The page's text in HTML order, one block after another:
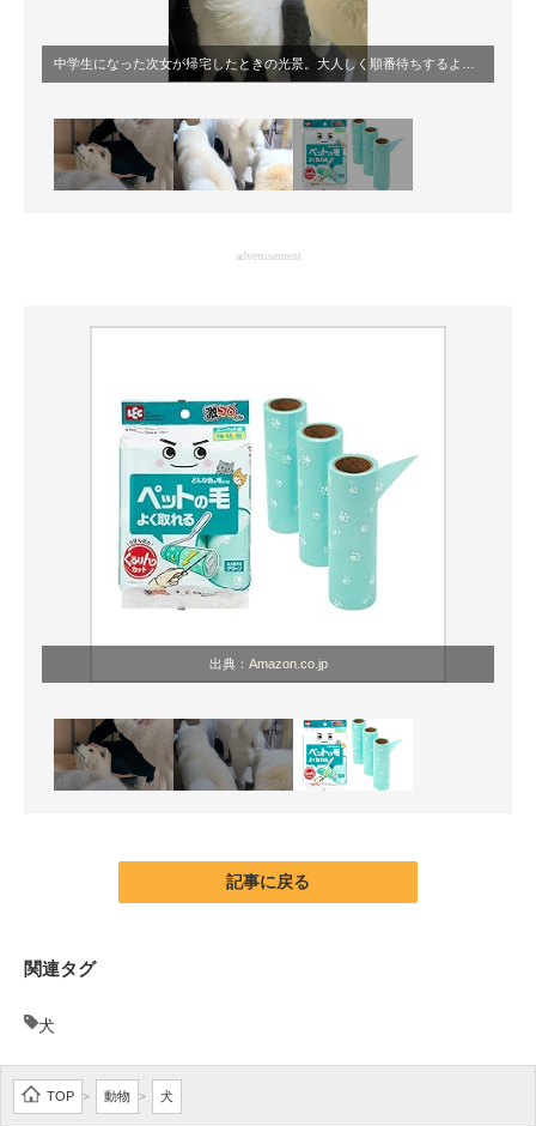
建設×テクノロジーの最前線
ちょっと気になるネットの話題
advertisement
出典： Amazon.co.jp
記事に戻る
関連タグ
犬
TOP > 動物 > 犬